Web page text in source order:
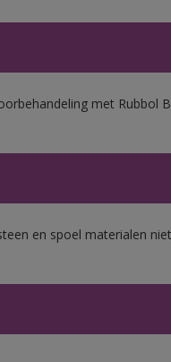
met Rubbol
en spoel materialen